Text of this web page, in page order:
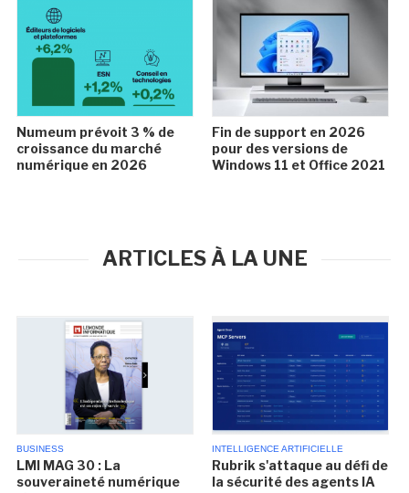
Numeum prévoit 3 % de
croissance du marché
numérique en 2026
Fin de support en 2026
pour des versions de
Windows 11 et Office 2021
ARTICLES À LA UNE
BUSINESS
LMI MAG 30 : La
souveraineté numérique
INTELLIGENCE ARTIFICIELLE
Rubrik s'attaque au défi de
la sécurité des agents IA